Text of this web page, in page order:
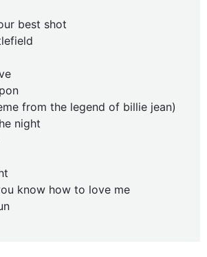
best shot
from the legend of billie jean)
night
know how to love me